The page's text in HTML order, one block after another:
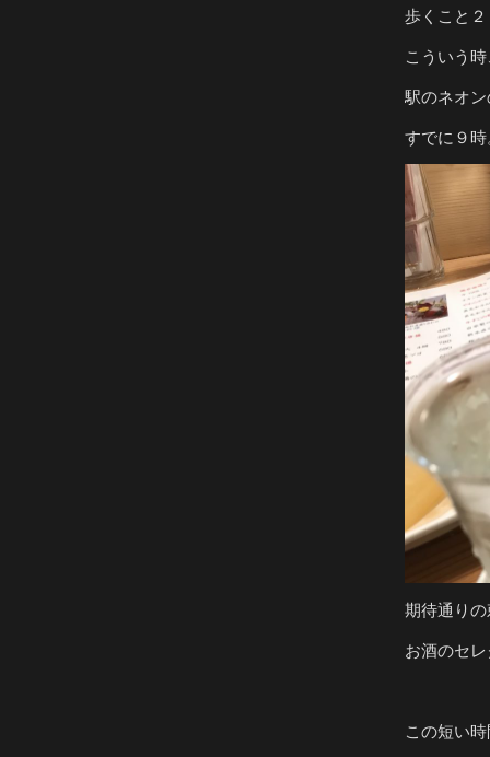
歩くこと
こういう
駅のネオ
すでに９
期待通り
お酒のセ
この短い